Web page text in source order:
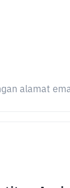
alamat